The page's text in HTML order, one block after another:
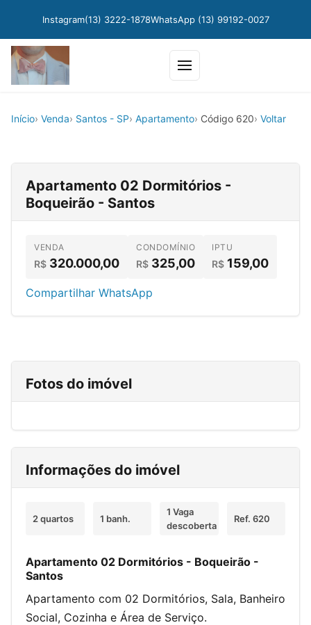
Instagram(13) 3222-1878WhatsApp (13) 99192-0027
Abrir
menu
Início Venda Santos - SP Apartamento Código 620 Voltar
Apartamento 02 Dormitórios -
Boqueirão - Santos
VENDA
R$ 320.000,00
CONDOMÍNIO
R$ 325,00
IPTU
R$ 159,00
Compartilhar WhatsApp
Fotos do imóvel
Informações do imóvel
2 quartos 1 banh.
1 Vaga
descoberta
Ref. 620
Apartamento 02 Dormitórios - Boqueirão -
Santos
Apartamento com 02 Dormitórios, Sala, Banheiro
Social, Cozinha e Área de Serviço.